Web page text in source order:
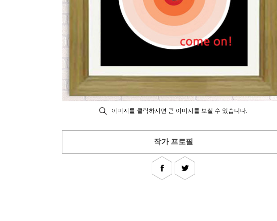
이미지를 클릭하시면 큰 이미지를 보실 수 있습니다.
작가 프로필